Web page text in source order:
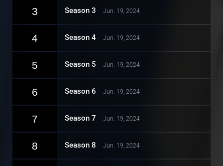
3 Season 3 Jun. 19, 2024
4 Season 4 Jun. 19, 2024
5 Season 5 Jun. 19, 2024
6 Season 6 Jun. 19, 2024
7 Season 7 Jun. 19, 2024
8 Season 8 Jun. 19, 2024